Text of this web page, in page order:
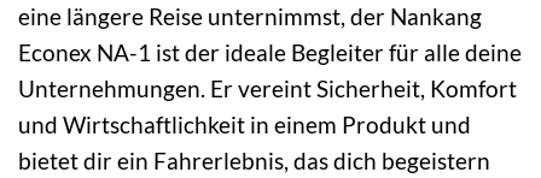
eine längere Reise unternimmst, der Nankang
Econex NA-1 ist der ideale Begleiter für alle deine
Unternehmungen. Er vereint Sicherheit, Komfort
und Wirtschaftlichkeit in einem Produkt und
bietet dir ein Fahrerlebnis, das dich begeistern